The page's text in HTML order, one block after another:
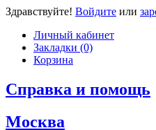
Здравствуйте! Войдите или
Личный кабинет
Закладки (0)
Корзина
Справка и помощь
Москва